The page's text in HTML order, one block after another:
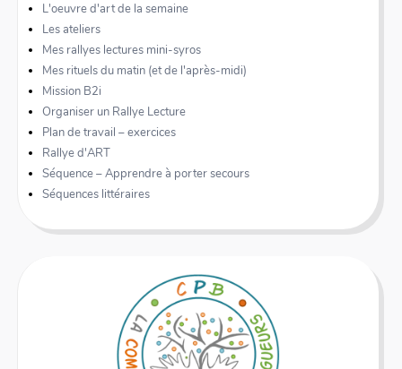
L'oeuvre d'art de la semaine
Les ateliers
Mes rallyes lectures mini-syros
Mes rituels du matin (et de l'après-midi)
Mission B2i
Organiser un Rallye Lecture
Plan de travail – exercices
Rallye d'ART
Séquence – Apprendre à porter secours
Séquences littéraires